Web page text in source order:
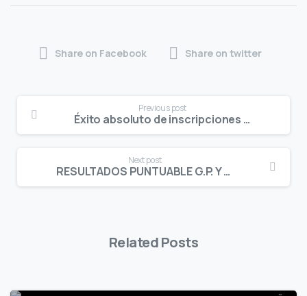
Share on Facebook Share on twitter
Reading
Previous post
Éxito absoluto de inscripciones para la prueba del Circuito en el C.G. Sant Cugat
Next post
RESULTADOS PUNTUABLE G.P. Y V.V. C.G. SANT CUGAT BENJAMIN MASCULINO HÁNDICAP
Related Posts